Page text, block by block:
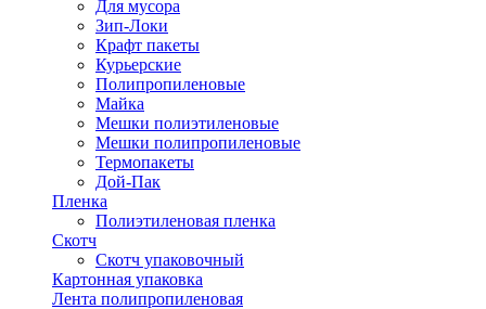
Для мусора
Зип-Локи
Крафт пакеты
Курьерские
Полипропиленовые
Майка
Мешки полиэтиленовые
Мешки полипропиленовые
Термопакеты
Дой-Пак
Пленка
Полиэтиленовая пленка
Скотч
Скотч упаковочный
Картонная упаковка
Лента полипропиленовая